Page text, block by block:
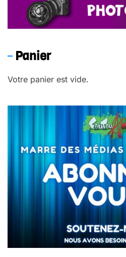
Panier
Votre panier est vide.